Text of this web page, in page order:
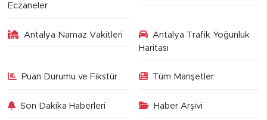
Eczaneler
Antalya Namaz Vakitleri
Antalya Trafik Yoğunluk
Haritası
Puan Durumu ve Fikstür Tüm Manşetler
Son Dakika Haberleri Haber Arşivi